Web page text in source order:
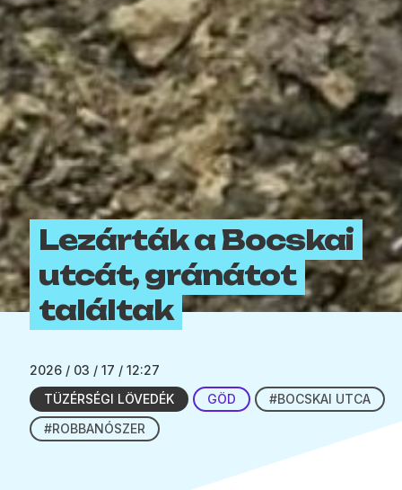
Lezárták a Bocskai
utcát, gránátot
találtak
2026 / 03 / 17 / 12:27
TÜZÉRSÉGI LÖVEDÉK
GÖD
#BOCSKAI UTCA
#ROBBANÓSZER